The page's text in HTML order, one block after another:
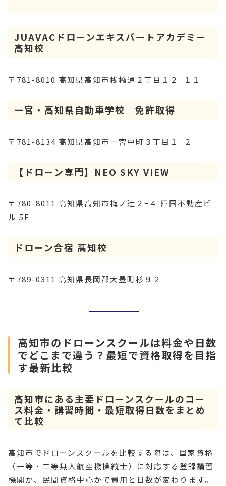
JUAVACドローンエキスパートアカデミー
高知校
〒781-8010 高知県高知市桟橋通２丁目１２−１１
一宮・高知県自動車学校｜免許取得
〒781-8134 高知県高知市一宮中町３丁目１−２
【ドローン専門】NEO SKY VIEW
〒780-8011 高知県高知市梅ノ辻２−４ 四国不動産ビ
ル 5F
ドローン合宿 高知校
〒789-0311 高知県長岡郡大豊町杉９２
高知市のドローンスクールは料金や日数
でどこまで違う？最短で資格取得を目指
す最新比較
高知市にある主要ドローンスクールのコー
ス料金・講習時間・最短取得日数をまとめ
て比較
高知市でドローンスクールを比較する際は、国家資格
（一等・二等無人航空機操縦士）に対応する登録講習
機関か、民間資格中心かで費用と日数が変わります。